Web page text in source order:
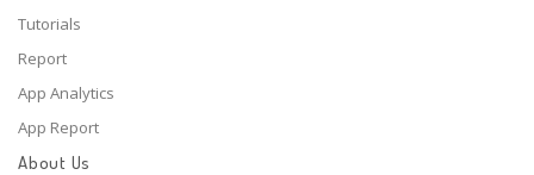
Tutorials
Report
App Analytics
App Report
About Us